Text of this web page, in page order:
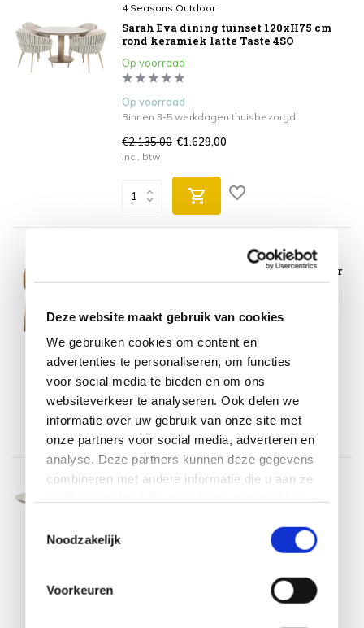
Deze website maakt gebruik van cookies
We gebruiken cookies om content en
advertenties te personaliseren, om functies
voor social media te bieden en om ons
websiteverkeer te analyseren. Ook delen we
informatie over uw gebruik van onze site met
onze partners voor social media, adverteren en
analyse. Deze partners kunnen deze gegevens
combineren met andere informatie die u aan ze
Noodzakelijk
Voorkeuren
4 Seasons Outdoor
Sarah Eva dining tuinset 120xH75 cm
rond keramiek latte Taste 4SO
Op voorraad
Op voorraad
Binnen 3-5 werkdagen thuisbezorgd.
€2.135,00 €1.629,00
Incl. btw
Biarritz dining stoel 4 Seasons Outdoor
Binnen 3-5 werkdagen thuisbezorgd.
€569,00
Incl. btw
Taste 4SO
Sarah dining tuintafel 120xH75 cm
Binnen 3-5 werkdagen thuisbezorgd.